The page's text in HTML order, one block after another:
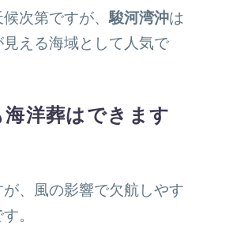
次第ですが、駿河湾沖は
える海域として人気で
洋葬はできます
、風の影響で欠航しやす
。